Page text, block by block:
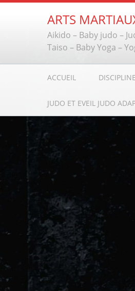
ARTS
Aikido – Baby judo –
Taiso – Baby Yoga –
ACCUEIL
JUDO ET EVEIL JUDO